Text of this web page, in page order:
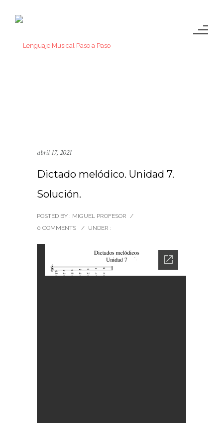
abril 17, 2021
Dictado melódico. Unidad 7.
Solución.
POSTED BY : MIGUEL PROFESOR /
0 COMMENTS
/ UNDER :